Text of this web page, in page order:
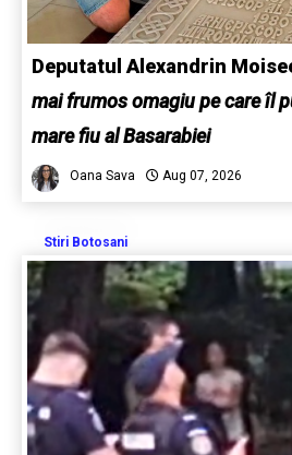
Deputatul Alexandrin
mai frumos omagiu pe care îl
mare fiu al Basarabiei
Oana Sava Aug 07, 2026
Stiri Botosani